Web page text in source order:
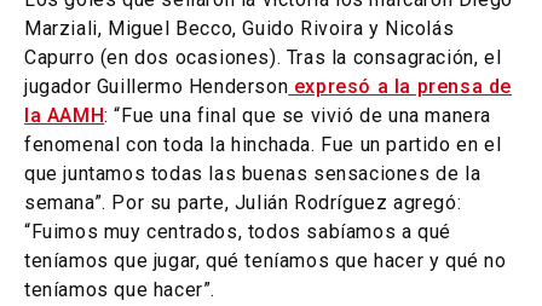
Marziali, Miguel Becco, Guido Rivoira y Nicolás
Capurro (en dos ocasiones). Tras la consagración, el
jugador Guillermo Henderson expresó a la prensa de
la AAMH: “Fue una final que se vivió de una manera
fenomenal con toda la hinchada. Fue un partido en el
que juntamos todas las buenas sensaciones de la
semana”. Por su parte, Julián Rodríguez agregó:
“Fuimos muy centrados, todos sabíamos a qué
teníamos que jugar, qué teníamos que hacer y qué no
teníamos que hacer”.